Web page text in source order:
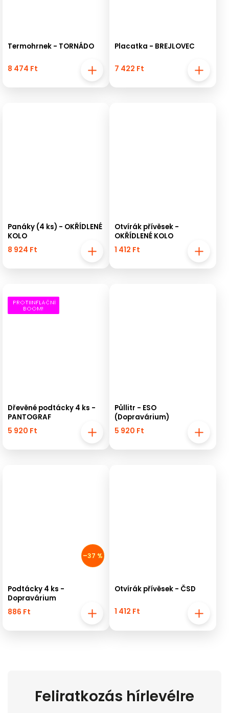
Termohrnek - TORNÁDO
8 474 Ft
Placatka - BREJLOVEC
7 422 Ft
Panáky (4 ks) - OKŘÍDLENÉ
KOLO
8 924 Ft
Otvírák přívěsek -
OKŘÍDLENÉ KOLO
1 412 Ft
PROTIINFLAČNÍ
BOOM!
Dřevěné podtácky 4 ks -
PANTOGRAF
5 920 Ft
Půllitr - ESO
(Dopravárium)
5 920 Ft
–37 %
Podtácky 4 ks -
Dopravárium
886 Ft
Otvírák přívěsek - ČSD
1 412 Ft
Feliratkozás hírlevélre